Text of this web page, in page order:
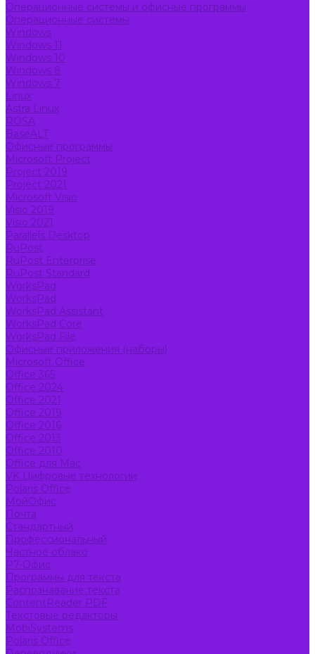
Операционные системы и офисные программы
Операционные системы
Windows
Windows 11
Windows 10
Windows 8
Windows 7
Linux
Astra Linux
ROSA
BaseALT
Офисные программы
Microsoft Project
Project 2019
Project 2021
Microsoft Visio
Visio 2019
Visio 2021
Parallels Desktop
RuPost
RuPost Enterprise
RuPost Standard
WorksPad
WorksPad
WorksPad Assistant
WorksPad Core
WorksPad File
Офисные приложения (наборы)
Microsoft Office
Office 365
Office 2024
Office 2021
Office 2019
Office 2016
Office 2013
Office 2010
Office для Mac
VK Цифровые технологии
Polaris Office
МойОфис
Почта
Стандартный
Профессиональный
Частное облако
Р7-Офис
Программы для текста
Распознавание текста
ContentReader PDF
Текстовые редакторы
MobiSystems
Polaris Office